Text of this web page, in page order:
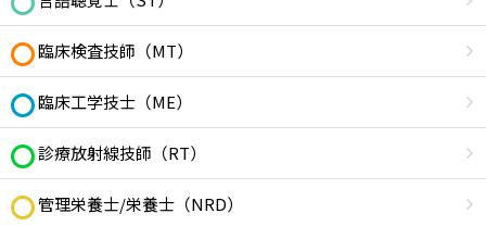
臨床検査技師（MT）
臨床工学技士（ME）
診療放射線技師（RT）
管理栄養士/栄養士（NRD）